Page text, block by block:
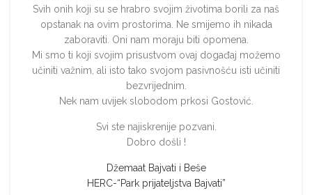
Svih onih koji su se hrabro svojim životima borili za naš
opstanak na ovim prostorima. Ne smijemo ih nikada
zaboraviti. Oni nam moraju biti opomena.
Mi smo ti koji svojim prisustvom ovaj događaj možemo
učiniti važnim, ali isto tako svojom pasivnošću isti učiniti
bezvrijednim.
Nek nam uvijek slobodom prkosi Gostović.
Svi ste najiskrenije pozvani.
Dobro došli !
Džemaat Bajvati i Beše
HERC-“Park prijateljstva Bajvati”